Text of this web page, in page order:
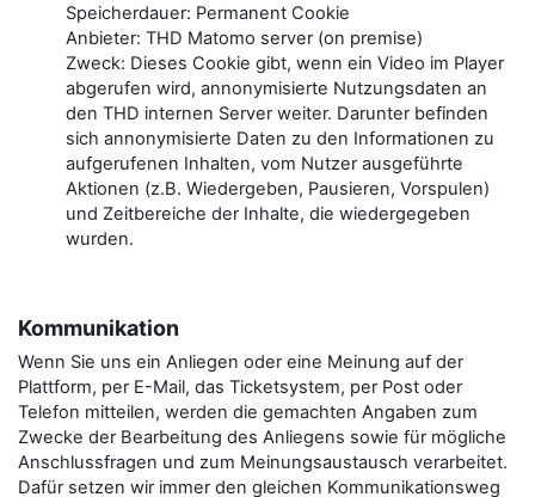
Speicherdauer: Permanent Cookie
Anbieter: THD Matomo server (on premise)
Zweck: Dieses Cookie gibt, wenn ein Video im Player
abgerufen wird, annonymisierte Nutzungsdaten an
den THD internen Server weiter. Darunter befinden
sich annonymisierte Daten zu den Informationen zu
aufgerufenen Inhalten, vom Nutzer ausgeführte
Aktionen (z.B. Wiedergeben, Pausieren, Vorspulen)
und Zeitbereiche der Inhalte, die wiedergegeben
wurden.
Kommunikation
Wenn Sie uns ein Anliegen oder eine Meinung auf der
Plattform, per E-Mail, das Ticketsystem, per Post oder
Telefon mitteilen, werden die gemachten Angaben zum
Zwecke der Bearbeitung des Anliegens sowie für mögliche
Anschlussfragen und zum Meinungsaustausch verarbeitet.
Dafür setzen wir immer den gleichen Kommunikationsweg